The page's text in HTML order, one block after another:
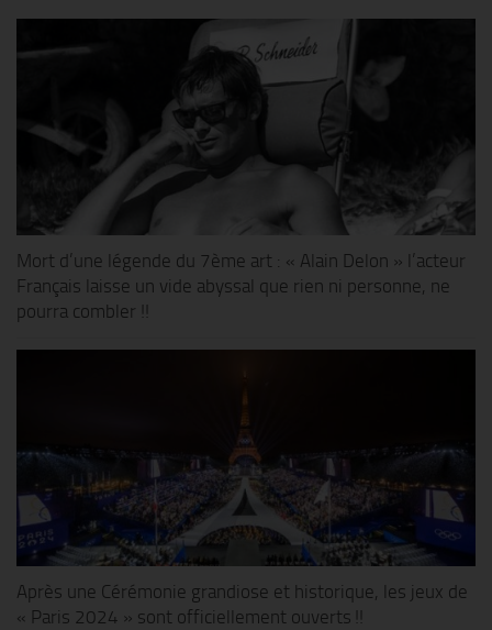
Mort d’une légende du 7ème art : « Alain Delon » l’acteur
Français laisse un vide abyssal que rien ni personne, ne
pourra combler !!
Après une Cérémonie grandiose et historique, les jeux de
« Paris 2024 » sont officiellement ouverts !!